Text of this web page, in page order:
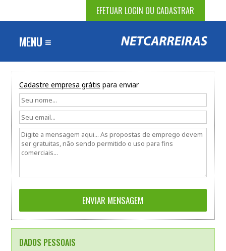
EFETUAR LOGIN OU CADASTRAR
MENU ≡
Cadastre empresa grátis para enviar
DADOS PESSOAIS